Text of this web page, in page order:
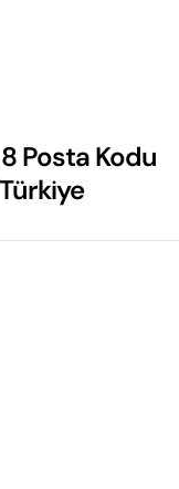
Posta Kodu